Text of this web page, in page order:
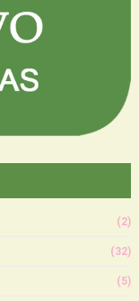
(2)
(32)
(5)